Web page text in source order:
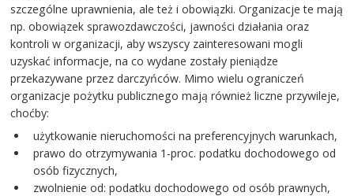
szczególne uprawnienia, ale też i obowiązki. Organizacje te mają
np. obowiązek sprawozdawczości, jawności działania oraz
kontroli w organizacji, aby wszyscy zainteresowani mogli
uzyskać informacje, na co wydane zostały pieniądze
przekazywane przez darczyńców. Mimo wielu ograniczeń
organizacje pożytku publicznego mają również liczne przywileje,
choćby:
użytkowanie nieruchomości na preferencyjnych warunkach,
prawo do otrzymywania 1-proc. podatku dochodowego od
osób fizycznych,
zwolnienie od: podatku dochodowego od osób prawnych,